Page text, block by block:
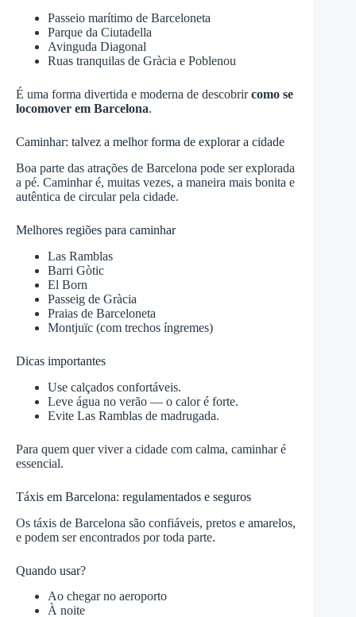
Passeio marítimo de Barceloneta
Parque da Ciutadella
Avinguda Diagonal
Ruas tranquilas de Gràcia e Poblenou
É uma forma divertida e moderna de descobrircomo se
locomover em Barcelona.
Caminhar: talvez a melhor forma de explorar a cidade
Boa parte das atrações de Barcelona pode ser explorada
a pé. Caminhar é, muitas vezes, a maneira mais bonita e
autêntica de circular pela cidade.
Melhores regiões para caminhar
Las Ramblas
Barri Gòtic
El Born
Passeig de Gràcia
Praias de Barceloneta
Montjuïc (com trechos íngremes)
Dicas importantes
Use calçados confortáveis.
Leve água no verão — o calor é forte.
Evite Las Ramblas de madrugada.
Para quem quer viver a cidade com calma, caminhar é
essencial.
Táxis em Barcelona: regulamentados e seguros
Os táxis de Barcelona são confiáveis, pretos e amarelos,
e podem ser encontrados por toda parte.
Quando usar?
Ao chegar no aeroporto
À noite